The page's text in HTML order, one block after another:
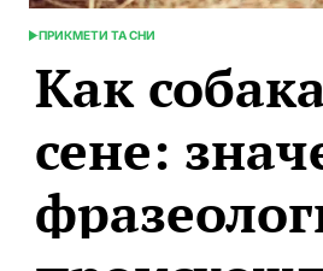
ОПУБЛИКОВАНО
ПРИКМЕТИ ТА СНИ
Как
сене: